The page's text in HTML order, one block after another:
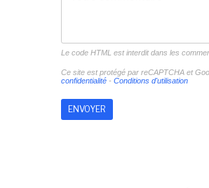
Le code HTML est interdit dans les
Ce site est protégé par reCAPTCHA et
confidentialité- Conditions d'utilisation